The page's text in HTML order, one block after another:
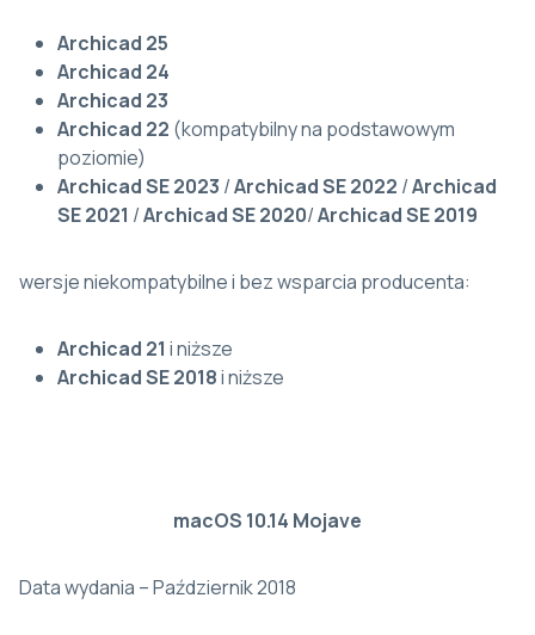
Archicad 25
Archicad 24
Archicad 23
Archicad 22 (kompatybilny na podstawowym
poziomie)
Archicad SE 2023 /Archicad SE 2022 /Archicad
SE 2021 /Archicad SE 2020/Archicad SE 2019
wersje niekompatybilne i bez wsparcia producenta:
Archicad 21 i niższe
Archicad SE 2018i niższe
macOS 10.14 Mojave
Data wydania – Październik 2018